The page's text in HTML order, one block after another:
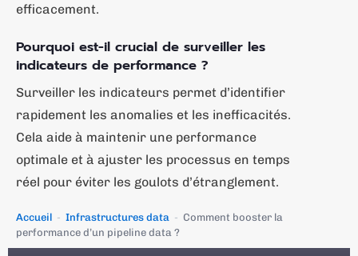
efficacement.
Pourquoi est-il crucial de surveiller les
indicateurs de performance ?
Surveiller les indicateurs permet d’identifier
rapidement les anomalies et les inefficacités.
Cela aide à maintenir une performance
optimale et à ajuster les processus en temps
réel pour éviter les goulots d’étranglement.
Accueil - Infrastructures data - Comment booster la
performance d’un pipeline data ?